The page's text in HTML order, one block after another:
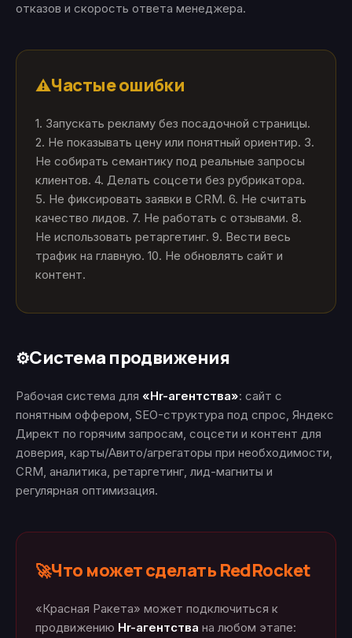
отказов и скорость ответа менеджера.
⚠️Частые ошибки
1. Запускать рекламу без посадочной страницы.
2. Не показывать цену или понятный ориентир. 3.
Не собирать семантику под реальные запросы
клиентов. 4. Делать соцсети без рубрикатора.
5. Не фиксировать заявки в CRM. 6. Не считать
качество лидов. 7. Не работать с отзывами. 8.
Не использовать ретаргетинг. 9. Вести весь
трафик на главную. 10. Не обновлять сайт и
контент.
⚙️Система продвижения
Рабочая система для «Hr-агентства»: сайт с
понятным оффером, SEO-структура под спрос, Яндекс
Директ по горячим запросам, соцсети и контент для
доверия, карты/Авито/агрегаторы при необходимости,
CRM, аналитика, ретаргетинг, лид-магниты и
регулярная оптимизация.
🚀Что может сделать RedRocket
«Красная Ракета» может подключиться к
продвижению Hr-агентства на любом этапе: